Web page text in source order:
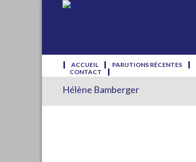
ACCUEIL PARUTIONS RÉCENTES
CONTACT
Hélène Bamberger